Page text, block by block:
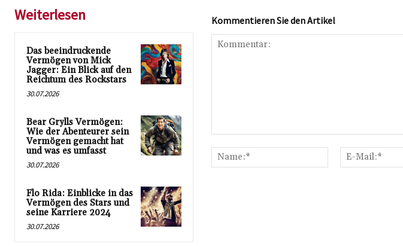
Weiterlesen
Das beeindruckende
Vermögen von Mick
Jagger: Ein Blick auf den
Reichtum des Rockstars
30.07.2026
Bear Grylls Vermögen:
Wie der Abenteurer sein
Vermögen gemacht hat
und was es umfasst
30.07.2026
Flo Rida: Einblicke in das
Vermögen des Stars und
seine Karriere 2024
30.07.2026
Kommentieren Sie den Artikel
Name:*